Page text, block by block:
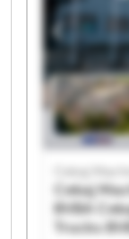
BVBA Cekaj
Machinery &
BVBA Cekaj
Machinery &
BVBA
Cekaj
Cekaj
BVBA
Trucks